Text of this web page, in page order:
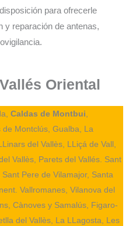
para ofrecerle
y reparación de antenas,
Oriental
Caldas de Montbui,
Montclús, Gualba, La
del Vallès, LLiçá de Vall,
Vallès, Parets del Vallés. Sant
Pere de Vilamajor, Santa
Vallromanes, Vilanova del
Cànoves y Samalús, Figaro-
del Vallès, La LLagosta, Les